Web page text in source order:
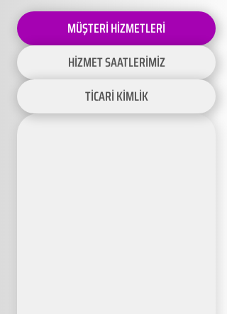
MÜŞTERİ HİZMETLERİ
HİZMET SAATLERİMİZ
TİCARİ KİMLİK